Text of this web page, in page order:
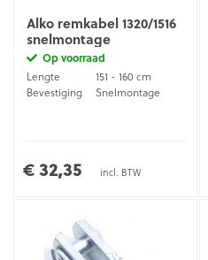
Alko remkabel 1320/1516
snelmontage
Op voorraad
Lengte
151 - 160 cm
Bevestiging
Snelmontage
€ 32,35 incl. BTW